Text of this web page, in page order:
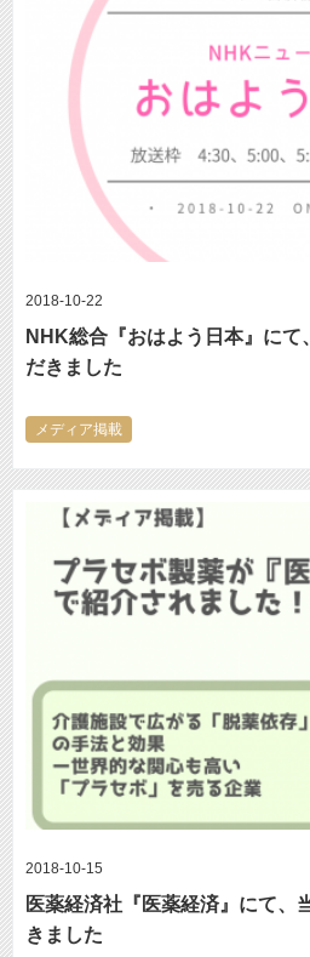
2018-10-22
NHK総合『おはよう日本』にて
だきました
メディア掲載
2018-10-15
医薬経済社『医薬経済』にて、
きました